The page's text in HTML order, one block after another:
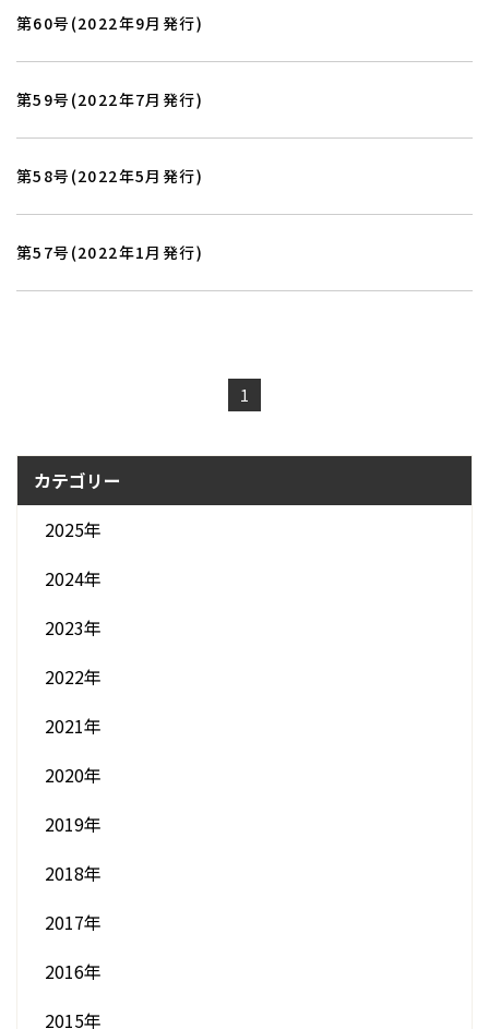
ホーム
会社紹介
受賞歴
施工実績
お客様の声
お知らせ・ブログ
カテゴリー
2025年
2024年
2023年
2022年
2021年
2020年
2019年
2018年
2017年
2016年
2015年
第60号(2022年9月発行)
第59号(2022年7月発行)
第58号(2022年5月発行)
第57号(2022年1月発行)
1